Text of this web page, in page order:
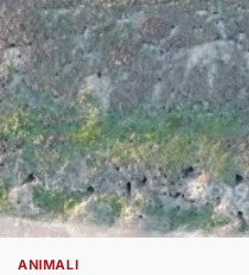
ANIMALI